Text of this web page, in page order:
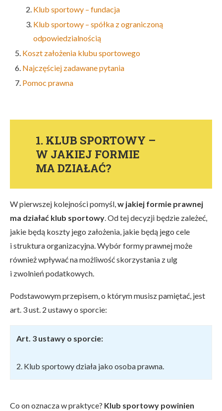
Klub sportowy – fundacja
Klub sportowy – spółka z ograniczoną
odpowiedzialnością
Koszt założenia klubu sportowego
Najczęściej zadawane pytania
Pomoc prawna
1. KLUB SPORTOWY –
W JAKIEJ FORMIE
MA DZIAŁAĆ?
W pierwszej kolejności pomyśl,w jakiej formie prawnej
ma działać klub sportowy. Od tej decyzji będzie zależeć,
jakie będą koszty jego założenia, jakie będą jego cele
i struktura organizacyjna. Wybór formy prawnej może
również wpływać na możliwość skorzystania z ulg
i zwolnień podatkowych.
Podstawowym przepisem, o którym musisz pamiętać, jest
art. 3 ust. 2 ustawy o sporcie:
Art. 3 ustawy o sporcie:
2. Klub sportowy działa jako osoba prawna.
Co on oznacza w praktyce? Klub sportowy powinien